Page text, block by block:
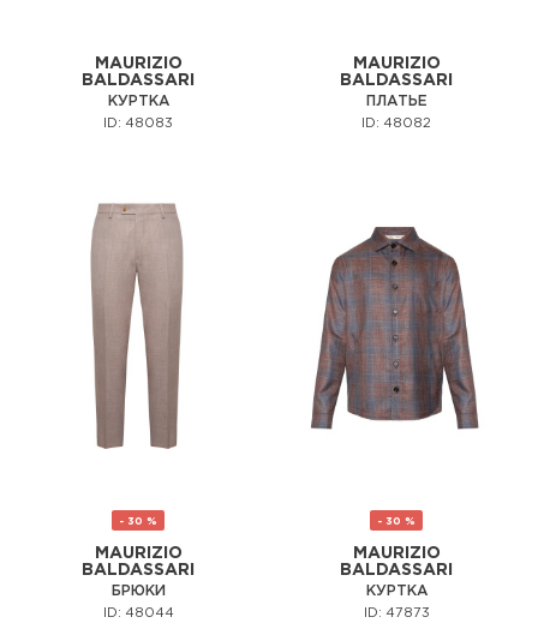
MAURIZIO
BALDASSARI
КУРТКА
ID: 48083
MAURIZIO
BALDASSARI
ПЛАТЬЕ
ID: 48082
- 30 %
MAURIZIO
BALDASSARI
БРЮКИ
ID: 48044
- 30 %
MAURIZIO
BALDASSARI
КУРТКА
ID: 47873